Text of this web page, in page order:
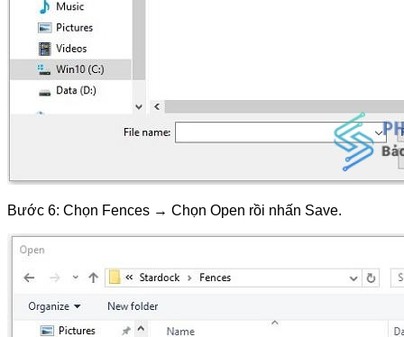
Bước 6: Chọn Fences → Chọn Open rồi nhấn Save.